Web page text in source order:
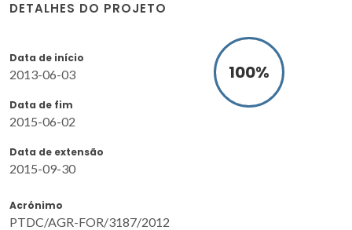
DETALHES DO PROJETO
Data de início
2013-06-03
Data de fim
2015-06-02
Data de extensão
2015-09-30
100%
Acrónimo
PTDC/AGR-FOR/3187/2012